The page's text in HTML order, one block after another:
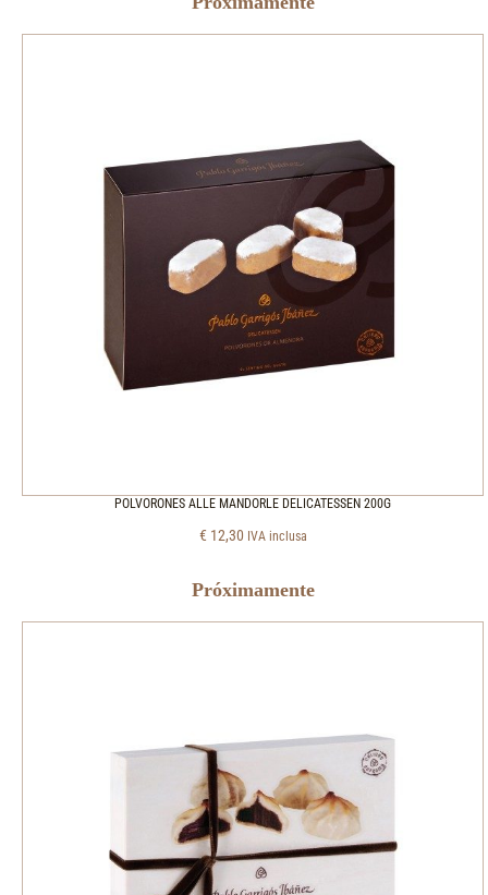
POLVORONES ALLE MANDORLE DELICATESSEN 200G
€ 12,30 IVA inclusa
Próximamente